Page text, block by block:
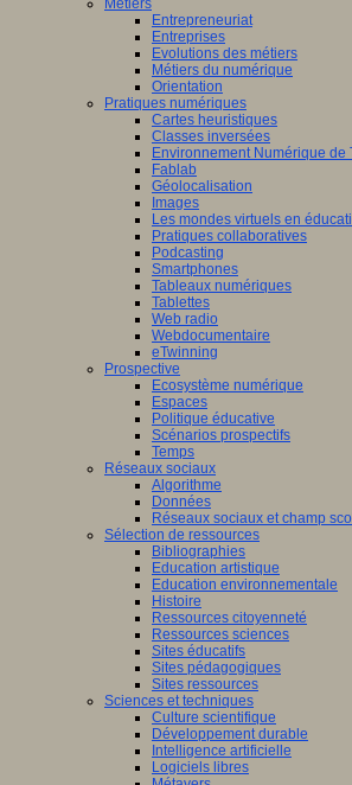
Métiers
Entrepreneuriat
Entreprises
Evolutions des métiers
Métiers du numérique
Orientation
Pratiques numériques
Cartes heuristiques
Classes inversées
Environnement Numérique de
Fablab
Géolocalisation
Images
Les mondes virtuels en
Pratiques collaboratives
Podcasting
Smartphones
Tableaux numériques
Tablettes
Web radio
Webdocumentaire
eTwinning
Prospective
Ecosystème numérique
Espaces
Politique éducative
Scénarios prospectifs
Temps
Réseaux sociaux
Algorithme
Données
Réseaux sociaux et champ
Sélection de ressources
Bibliographies
Education artistique
Education environnementale
Histoire
Ressources citoyenneté
Ressources sciences
Sites éducatifs
Sites pédagogiques
Sites ressources
Sciences et techniques
Culture scientifique
Développement durable
Intelligence artificielle
Logiciels libres